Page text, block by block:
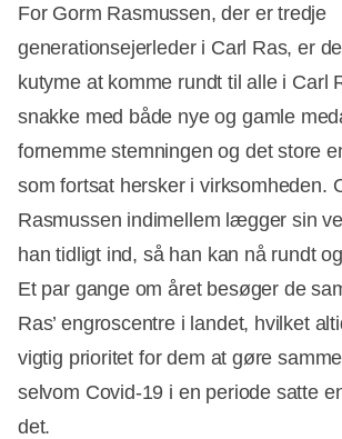
For Gorm Rasmussen, der er tredje
generationsejerleder i Carl Ras, er
kutyme at komme rundt til alle i Carl
snakke med både nye og gamle
fornemme stemningen og det store
som fortsat hersker i virksomheden.
Rasmussen indimellem lægger sin
han tidligt ind, så han kan nå rundt
Et par gange om året besøger de
Ras’ engroscentre i landet, hvilket
vigtig prioritet for dem at gøre
selvom Covid-19 i en periode satte
det.